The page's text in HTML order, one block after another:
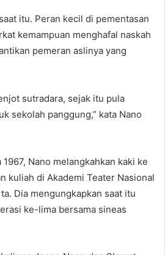
itu. Peran kecil di pementasan
kemampuan menghafal naskah
pemeran aslinya yang
sutradara, sejak itu pula
sekolah panggung,” kata Nano
Nano melangkahkan kaki ke
kuliah di Akademi Teater Nasional
Dia mengungkapkan saat itu
ke-lima bersama sineas